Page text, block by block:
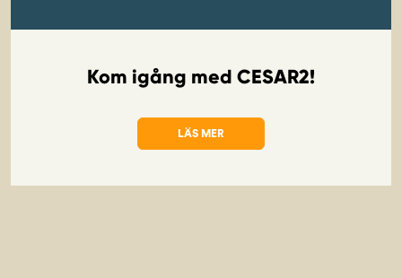
Kom igång med CESAR2!
LÄS MER
OM KOM IGÅNG MED CESAR2!